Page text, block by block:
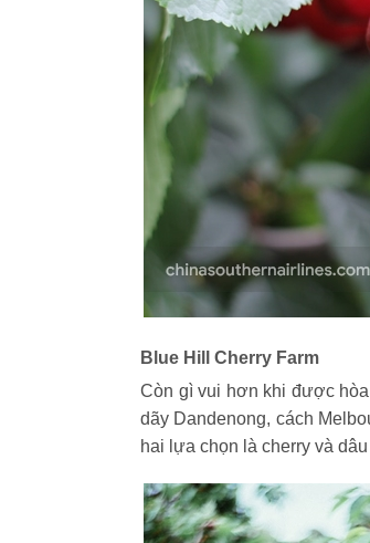
Blue Hill Cherry Farm
Còn gì vui hơn khi được
dãy Dandenong, cách
hai lựa chọn là cherry và